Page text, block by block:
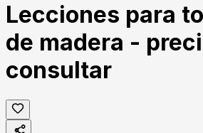
Lecciones para
de madera -
consultar